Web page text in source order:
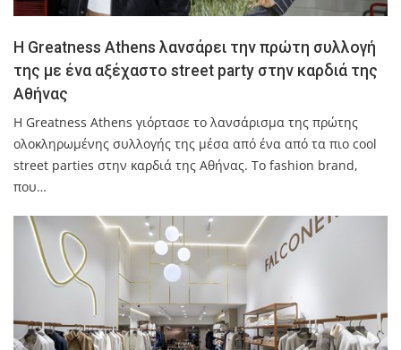
Η Greatness Athens λανσάρει την πρώτη συλλογή
της με ένα αξέχαστο street party στην καρδιά της
Αθήνας
Η Greatness Athens γιόρτασε το λανσάρισμα της πρώτης
ολοκληρωμένης συλλογής της μέσα από ένα από τα πιο cool
street parties στην καρδιά της Αθήνας. Το fashion brand,
που…